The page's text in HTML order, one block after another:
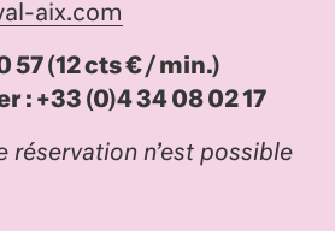
aix.com
57 (12 cts € / min.)
: +33 (0)4 34 08 02 17
réservation n’est possible